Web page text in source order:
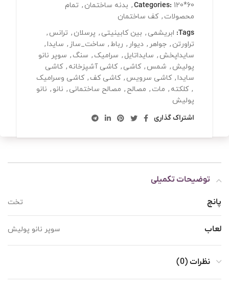
Categories: 120*60
, بدنه ساختمان , تمام
محصولات , کف ساختمان
Tags: ابریشمی , بین کابینیتی , پرسلان , ترانس ,
تراورتن , جواهر , دیوار , رباط, ساخت_ساز , سایدا,
سایداپخش , سایداتایل , سرامیک , سنگ , سوپر نانو
پولیش , شمس , کاشی , کاشی آشپزخانه , کاشی
سایدا, کاشی سرویس , کاشی کف , کاشی وسرامیک
, کلکته , مات , مصالح , مصالح ساختمانی , نانو , نانو
پولیش
اشتراک گذاری
توضیحات تکمیلی
پانچ تخت
لعاب سوپر نانو پولیش
نظرات (0)